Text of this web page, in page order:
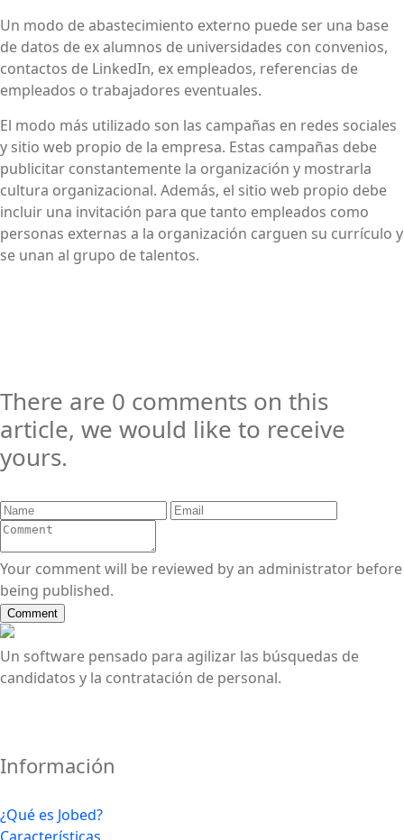
Un modo de abastecimiento externo puede ser una base
de datos de ex alumnos de universidades con convenios,
contactos de LinkedIn, ex empleados, referencias de
empleados o trabajadores eventuales.
El modo más utilizado son las campañas en redes sociales
y sitio web propio de la empresa. Estas campañas debe
publicitar constantemente la organización y mostrarla
cultura organizacional. Además, el sitio web propio debe
incluir una invitación para que tanto empleados como
personas externas a la organización carguen su currículo y
se unan al grupo de talentos.
There are 0 comments on this
article, we would like to receive
yours.
Your comment will be reviewed by an administrator before
being published.
Comment
Un software pensado para agilizar las búsquedas de
candidatos y la contratación de personal.
Información
¿Qué es Jobed?